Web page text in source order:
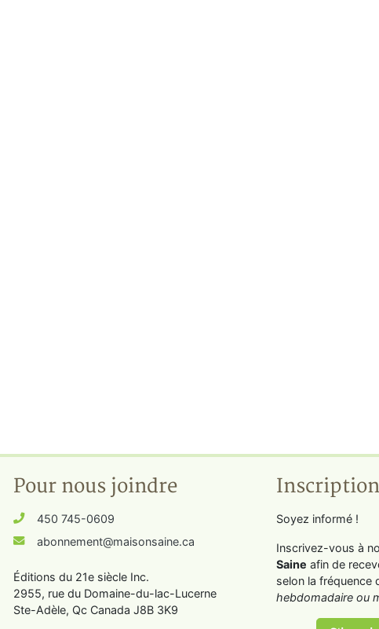
Pour nous joindre
450 745-0609
abonnement@maisonsaine.ca
Éditions du 21e siècle Inc.
2955, rue du Domaine-du-lac-Lucerne
Ste-Adèle, Qc Canada J8B 3K9
Soyez informé !
Inscrivez-vous à
Saine afin de
selon la fréquence
hebdomadaire ou